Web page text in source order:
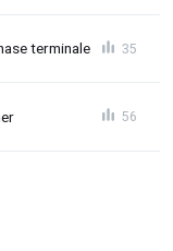
terminale 35
56